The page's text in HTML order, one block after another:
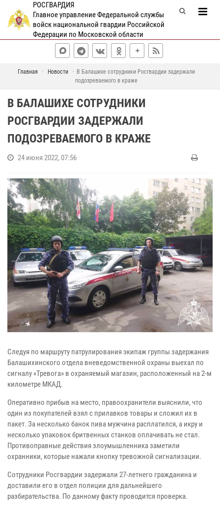
РОСГВАРДИЯ
Главное управление Федеральной службы
войск национальной гвардии Российской
Федерации по Московской области
Главная Новости
В Балашихе сотрудники Росгвардии задержали
подозреваемого в краже
В БАЛАШИХЕ СОТРУДНИКИ
РОСГВАРДИИ ЗАДЕРЖАЛИ
ПОДОЗРЕВАЕМОГО В КРАЖЕ
24 июня 2022, 07:56
Следуя по маршруту патрулирования экипаж группы задержания
Балашихинского отдела вневедомственной охраны выехал по
сигналу «Тревога» в охраняемый магазин, расположенный на 2-м
километре МКАД.
Оперативно прибыв на место, правоохранители выяснили, что
один из покупателей взял с прилавков товары и сложил их в
пакет. За несколько банок пива мужчина расплатился, а икру и
несколько упаковок бритвенных станков оплачивать не стал.
Противоправные действия злоумышленника заметили
охранники, которые нажали кнопку тревожной сигнализации.
Сотрудники Росгвардии задержали 27-летнего гражданина и
доставили его в отдел полиции для дальнейшего
разбирательства. По данному факту проводится проверка.